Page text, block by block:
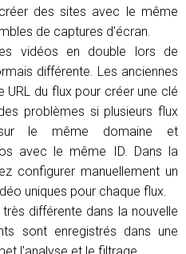
des sites avec le même
de captures d'écran.
vidéos en double lors de
différente. Les anciennes
URL du flux pour créer une clé
problèmes si plusieurs flux
sur le même domaine et
avec le même ID. Dans la
configurer manuellement un
uniques pour chaque flux.
différente dans la nouvelle
sont enregistrés dans une